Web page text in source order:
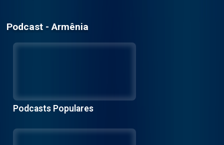
Podcast - Armênia
Podcasts Populares